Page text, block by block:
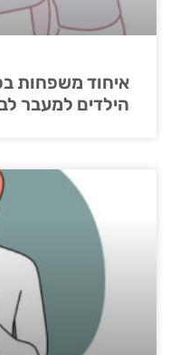
איחוד משפחות
הילדים למעבר